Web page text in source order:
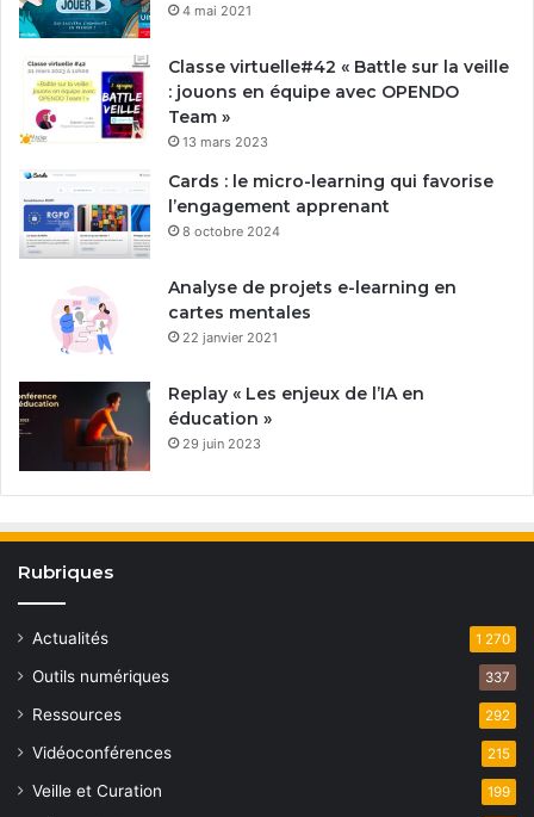
4 mai 2021
Classe virtuelle#42 « Battle sur la veille
: jouons en équipe avec OPENDO
Team »
13 mars 2023
Cards : le micro-learning qui favorise
l’engagement apprenant
8 octobre 2024
Analyse de projets e-learning en
cartes mentales
22 janvier 2021
Replay « Les enjeux de l’IA en
éducation »
29 juin 2023
Rubriques
Actualités 1 270
Outils numériques 337
Ressources 292
Vidéoconférences 215
Veille et Curation 199